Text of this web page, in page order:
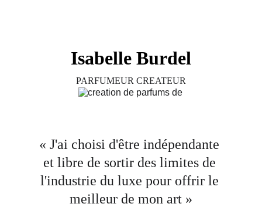
Isabelle Burdel
PARFUMEUR CREATEUR
« J'ai choisi d'être indépendante
et libre de sortir des limites de
l'industrie du luxe pour offrir le
meilleur de mon art »